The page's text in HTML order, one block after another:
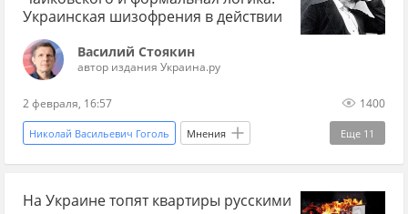
Константин Станиславский МХАТ НКВД
театр Мастер и Маргарита
писатель русская литература
Украинская шизофрения в действии
Василий Стоякин
автор издания Украина.ру
2 февраля, 16:57 1400
Еще 11
Николай Васильевич Гоголь Мнения
Украина Россия Житомир
Петр Ильич Чайковский Тарас Шевченко
На Украине топят квартиры русскими